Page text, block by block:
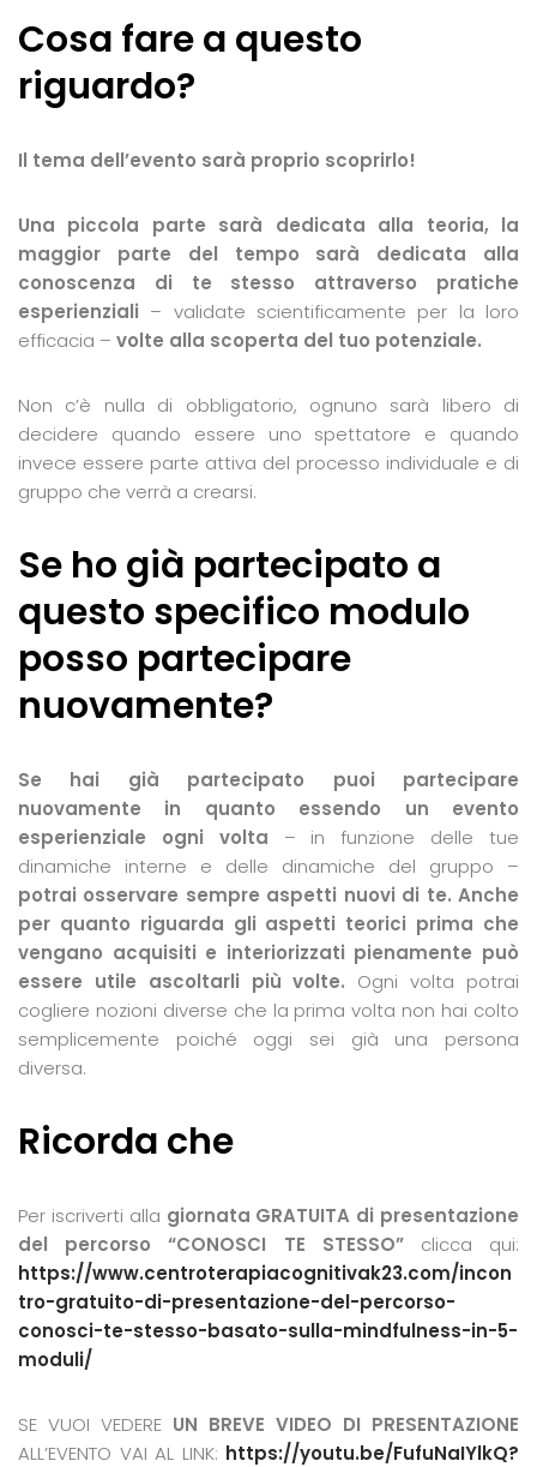
Cosa fare a questo
riguardo?
Il tema dell’evento sarà proprio scoprirlo!
Una piccola parte sarà dedicata alla teoria, la
maggior parte del tempo sarà dedicata alla
conoscenza di te stesso attraverso pratiche
esperienziali – validate scientificamente per la loro
efficacia – volte alla scoperta del tuo potenziale.
Non c’è nulla di obbligatorio, ognuno sarà libero di
decidere quando essere uno spettatore e quando
invece essere parte attiva del processo individuale e di
gruppo che verrà a crearsi.
Se ho già partecipato a
questo specifico modulo
posso partecipare
nuovamente?
Se hai già partecipato puoi partecipare
nuovamente in quanto essendo un evento
esperienziale ogni volta – in funzione delle tue
dinamiche interne e delle dinamiche del gruppo –
potrai osservare sempre aspetti nuovi di te. Anche
per quanto riguarda gli aspetti teorici prima che
vengano acquisiti e interiorizzati pienamente può
essere utile ascoltarli più volte. Ogni volta potrai
cogliere nozioni diverse che la prima volta non hai colto
semplicemente poiché oggi sei già una persona
diversa.
Ricorda che
Per iscriverti alla giornata GRATUITA di presentazione
del percorso “CONOSCI TE STESSO” clicca qui:
https://www.centroterapiacognitivak23.com/incon
tro-gratuito-di-presentazione-del-percorso-
conosci-te-stesso-basato-sulla-mindfulness-in-5-
moduli/
SE VUOI VEDERE UN BREVE VIDEO DI PRESENTAZIONE
ALL’EVENTO VAI AL LINK: https://youtu.be/FufuNaIYlkQ?